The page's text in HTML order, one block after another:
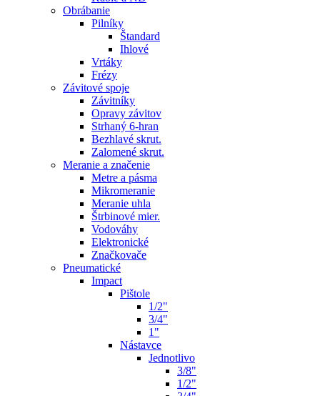
Obrábanie
Pilníky
Štandard
Ihlové
Vrtáky
Frézy
Závitové spoje
Závitníky
Opravy závitov
Strhaný 6-hran
Bezhlavé skrut.
Zalomené skrut.
Meranie a značenie
Metre a pásma
Mikromeranie
Meranie uhla
Štrbinové mier.
Vodováhy
Elektronické
Značkovače
Pneumatické
Impact
Pištole
1/2"
3/4"
1"
Nástavce
Jednotlivo
3/8"
1/2"